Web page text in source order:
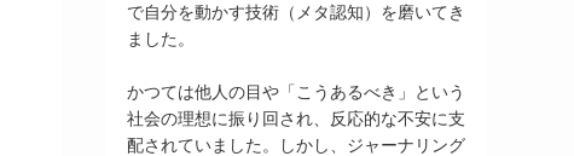
で自分を動かす技術（メタ認知）を磨いてき
ました。
かつては他人の目や「こうあるべき」という
社会の理想に振り回され、反応的な不安に支
配されていました。しかし、ジャーナリング